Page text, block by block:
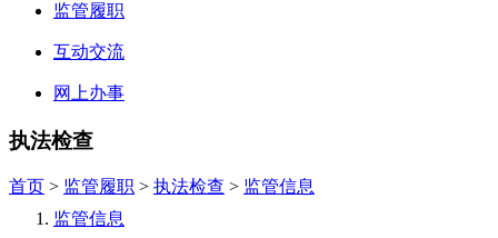
监管履职
互动交流
网上办事
执法检查
首页 > 监管履职 > 执法检查 > 监管信息
监管信息